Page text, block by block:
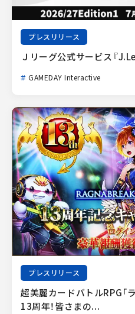
プレスリリース
Ｊリーグ公式サービス『
GAMEDAY Interactive
プレスリリース
超美麗カードバトルRPG「
13周年！皆さまの...